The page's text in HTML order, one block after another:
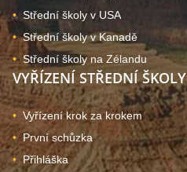
Střední školy v USA
Střední školy v Kanadě
Střední školy na Zélandu
VYŘÍZENÍ STŘEDNÍ ŠKOLY
Vyřízení krok za krokem
První schůzka
Přihláška